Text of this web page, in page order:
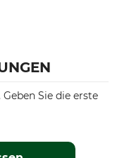
Sie die erste